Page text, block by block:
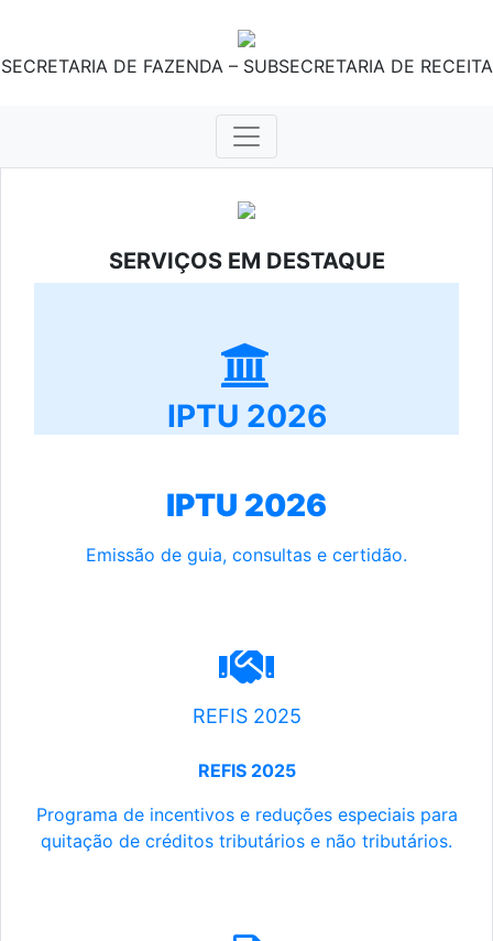
SECRETARIA DE FAZENDA – SUBSECRETARIA DE RECEITA
SERVIÇOS EM DESTAQUE
IPTU 2026
IPTU 2026
Emissão de guia, consultas e certidão.
REFIS 2025
REFIS 2025
Programa de incentivos e reduções especiais para
quitação de créditos tributários e não tributários.